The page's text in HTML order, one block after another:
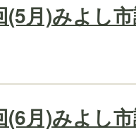
(5月)みよし
(6月)みよし